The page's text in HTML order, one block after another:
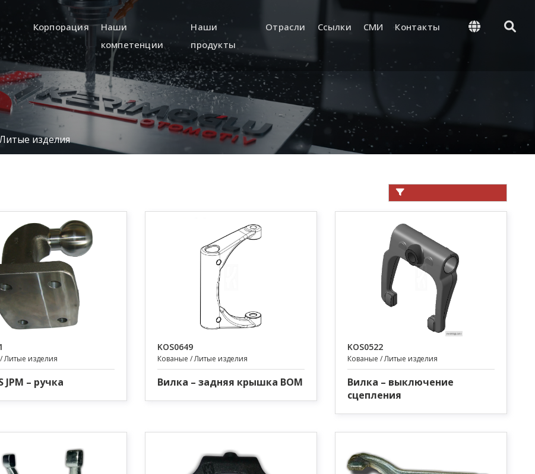
Корпорация
Наши
компетенции
R&D (Engineering and
Product Development)
Quality Management Supply and Logistics
Наши
продукты
Oтрасли Ссылки СМИ Контакты
изделия
Литые изделия
JPM – ручка
KOS0649
Кованые / Литые изделия
Вилка – задняя крышка ВОМ
KOS0522
Кованые / Литые изделия
Вилка – выключение
сцепления